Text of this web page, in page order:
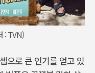
: TVN)
으로 큰 인기를 얻고 있